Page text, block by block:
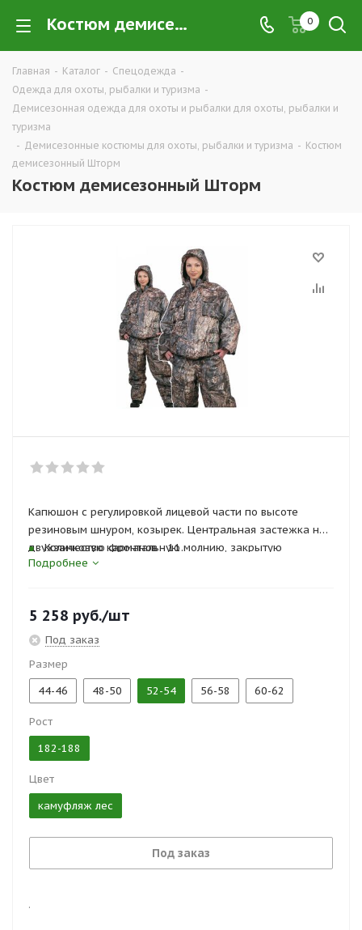
Костюм демисезонный Шторм в Екатеринбурге купить недорого оптом и в розницу — интернет-магазин демисезонной одежды для охоты, рыбалки и туризма от производителя, компания ТД УРАЛСИЗ 0
Главная - Каталог - Спецодежда -
Одежда для охоты, рыбалки и туризма -
Демисезонная одежда для охоты и рыбалки для охоты, рыбалки и
туризма
- Демисезонные костюмы для охоты, рыбалки и туризма - Костюм
демисезонный Шторм
Костюм демисезонный Шторм
Капюшон с регулировкой лицевой части по высоте
резиновым шнуром, козырек. Центральная застежка на
двухзамковую фронтальную молнию, закрытую
ветрозащитной планкой на кнопках. По линии талии
шнуром.
Количество карманов - 11.
Подробнее
5 258 руб./шт
Под заказ
Размер
44-46
48-50 52-54 56-58 60-62
Рост
182-188
Цвет
камуфляж лес
Под заказ
.